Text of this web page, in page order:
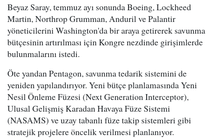
Beyaz Saray, temmuz ayı sonunda Boeing, Lockheed
Martin, Northrop Grumman, Anduril ve Palantir
yöneticilerini Washington'da bir araya getirerek savunma
bütçesinin artırılması için Kongre nezdinde girişimlerde
bulunmalarını istedi.
Öte yandan Pentagon, savunma tedarik sistemini de
yeniden yapılandırıyor. Yeni bütçe planlamasında Yeni
Nesil Önleme Füzesi (Next Generation Interceptor),
Ulusal Gelişmiş Karadan Havaya Füze Sistemi
(NASAMS) ve uzay tabanlı füze takip sistemleri gibi
stratejik projelere öncelik verilmesi planlanıyor.